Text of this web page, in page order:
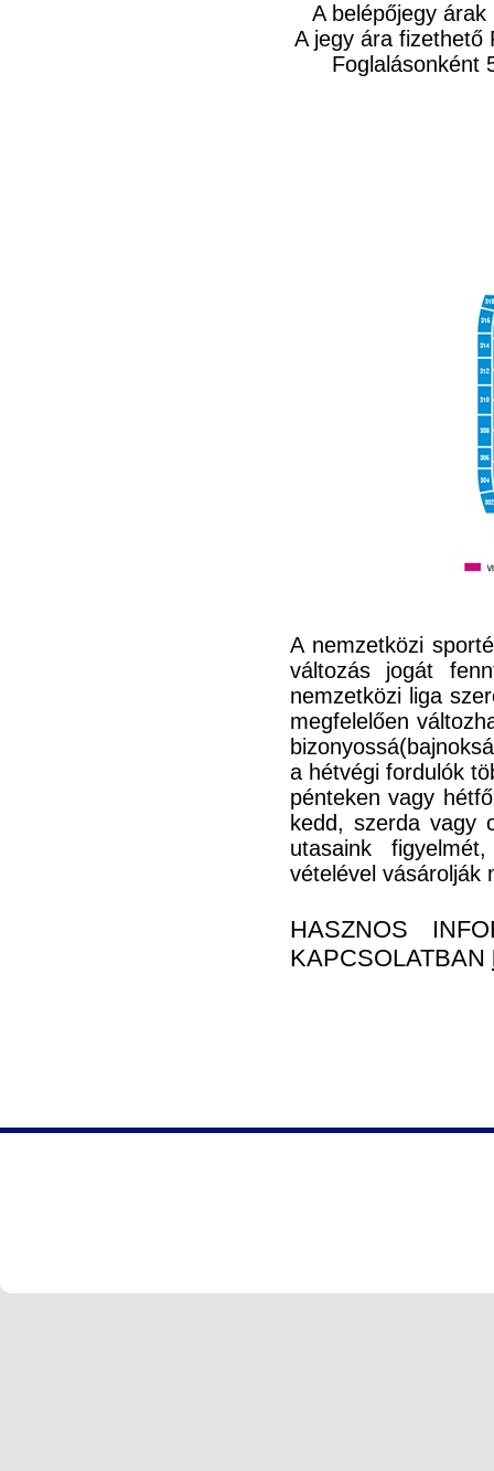
A belépőjegy
A jegy ára fizethető
Foglalásonként
A nemzetközi
változás jogát
nemzetközi liga
megfelelően
a hétvégi fordulók
pénteken vagy
kedd, szerda vagy
utasaink
vételével vásárolják
HASZNOS
KAPCSOLATBAN